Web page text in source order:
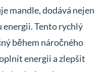
mandle, dodává nejen
energii. Tento rychlý
během náročného
energii a zlepšit